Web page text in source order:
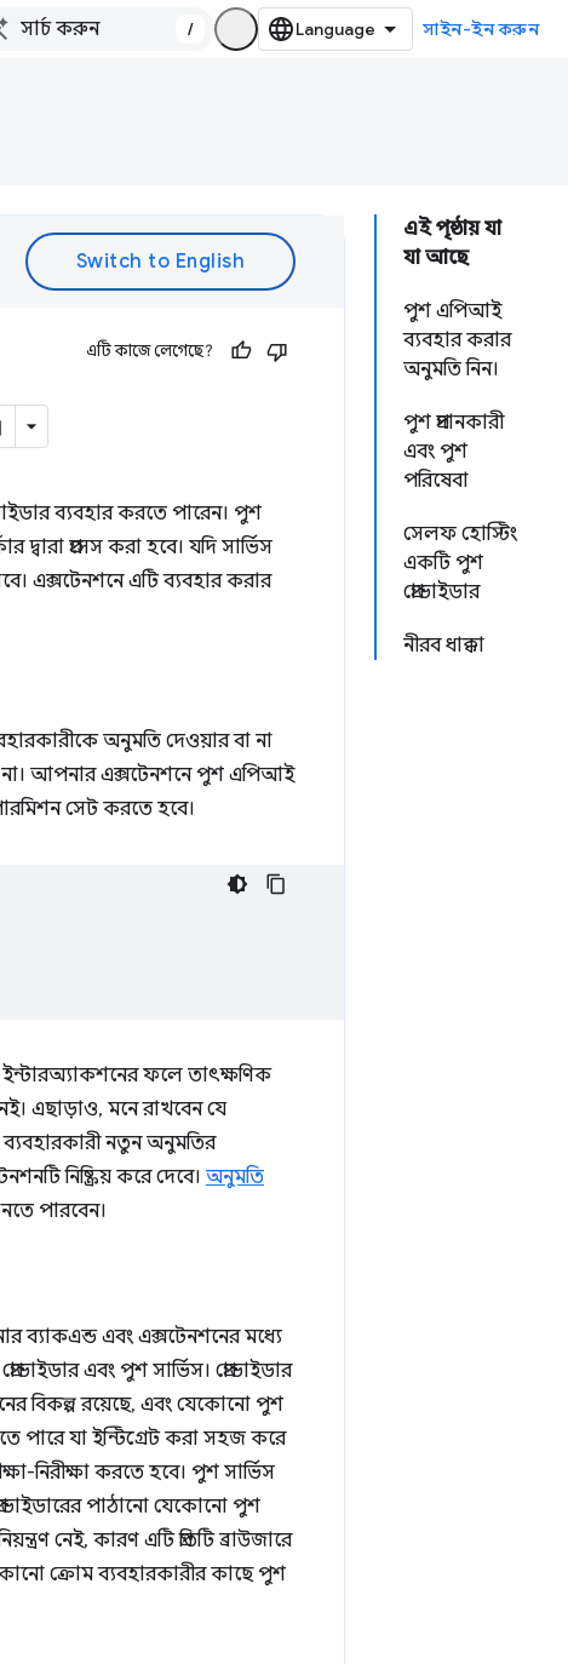
/ সাইন-ইন করুন
এই পৃষ্ঠায় যা
যা আছে
পুশ এপিআই
ব্যবহার করার
অনুমতি নিন।
পুশ প্রদানকারী
এবং পুশ
পরিষেবা
সেলফ হোস্টিং
একটি পুশ
প্রোভাইডার
নীরব ধাক্কা
এটি কাজে লেগেছে?
ব্যবহার করতে পারেন। পুশ
প্রসেস করা হবে। যদি সার্ভিস
এক্সটেনশনে এটি ব্যবহার করার
অনুমতি দেওয়ার বা না
না। আপনার এক্সটেনশনে পুশ এপিআই
সেট করতে হবে।
ফলে তাৎক্ষণিক
এছাড়াও, মনে রাখবেন যে
ব্যবহারকারী নতুন অনুমতির
নিষ্ক্রিয় করে দেবে। অনুমতি
পারবেন।
এবং এক্সটেনশনের মধ্যে
এবং পুশ সার্ভিস। প্রোভাইডার
বিকল্প রয়েছে, এবং যেকোনো পুশ
পারে যা ইন্টিগ্রেট করা সহজ করে
নিরীক্ষা করতে হবে। পুশ সার্ভিস
পাঠানো যেকোনো পুশ
নেই, কারণ এটি প্রতিটি ব্রাউজারে
ক্রোম ব্যবহারকারীর কাছে পুশ